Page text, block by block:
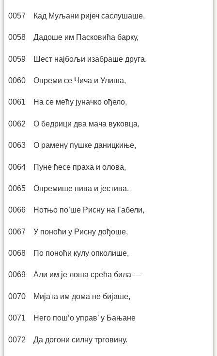
0057 Кад Муљани ријеч саслушаше,
0058 Дадоше им Пасковића барку,
0059 Шест најбољи изабраше друга.
0060 Опреми се Чича и Улиша,
0061 На се мећу јуначко ођело,
0062 О бедрици два мача вуковца,
0063 О рамену пушке даницкиње,
0064 Пуне ћесе праха и олова,
0065 Опремише пива и јестива.
0066 Нотњо по’ше Рисну на Габели,
0067 У поноћи у Рисну дођоше,
0068 По поноћи кулу опколише,
0069 Али им је лоша срећа била —
0070 Мијата им дома не бијаше,
0071 Него пош’о управ’ у Бањане
0072 Да догони силну трговину.